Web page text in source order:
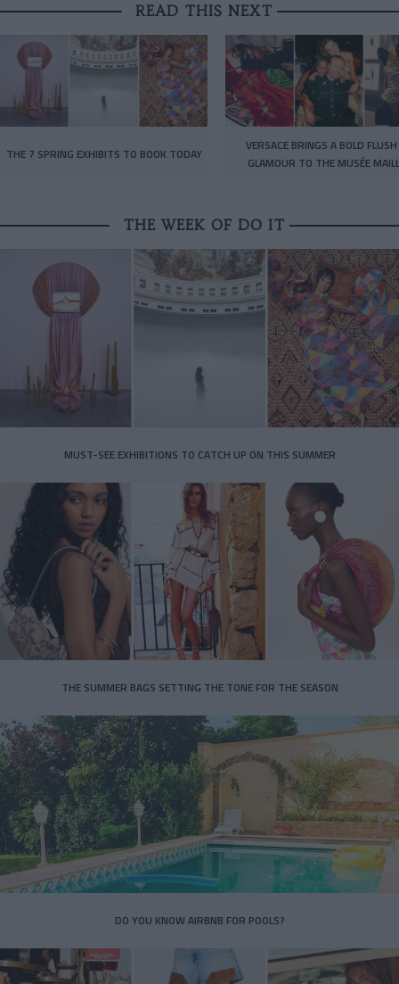
READ THIS NEXT
THE 7 SPRING EXHIBITS TO BOOK TODAY
VERSACE BRINGS A BOLD
GLAMOUR TO THE MUSÉE
THE WEEK OF DO IT
MUST-SEE EXHIBITIONS TO CATCH UP ON THIS SUMMER
THE SUMMER BAGS SETTING THE TONE FOR THE SEASON
DO YOU KNOW AIRBNB FOR POOLS?